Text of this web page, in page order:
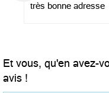
très bonne adresse
Et vous, qu'en avez-
avis !